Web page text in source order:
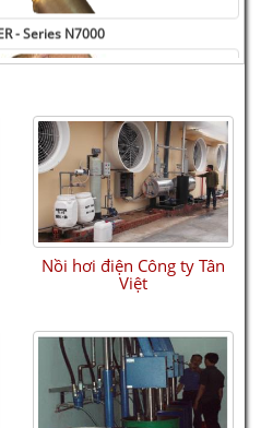
- Series N7000
- Series N9000
Nồi hơi điện Công ty Tân
Việt